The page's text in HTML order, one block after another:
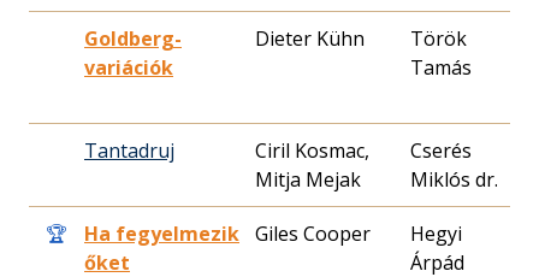
Goldberg-
variációk
Dieter Kühn
Török
Tamás
Tantadruj
Ciril Kosmac,
Mitja Mejak
Cserés
Miklós dr.
🏆
Ha fegyelmezik
őket
Giles Cooper
Hegyi
Árpád